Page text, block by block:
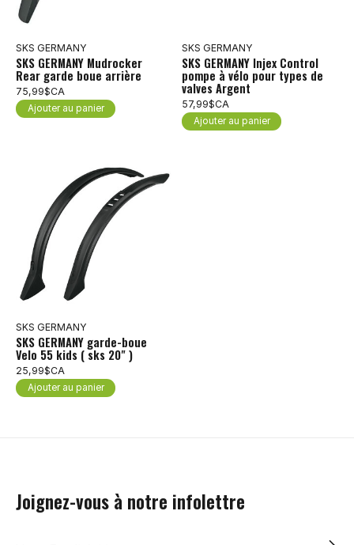
SKS GERMANY
SKS GERMANY Mudrocker
Rear garde boue arrière
75,99$CA
Ajouter au panier
SKS GERMANY
SKS GERMANY Injex Control
pompe à vélo pour types de
valves Argent
57,99$CA
Ajouter au panier
SKS GERMANY
SKS GERMANY garde-boue
Velo 55 kids ( sks 20" )
25,99$CA
Ajouter au panier
Joignez-vous à notre infolettre